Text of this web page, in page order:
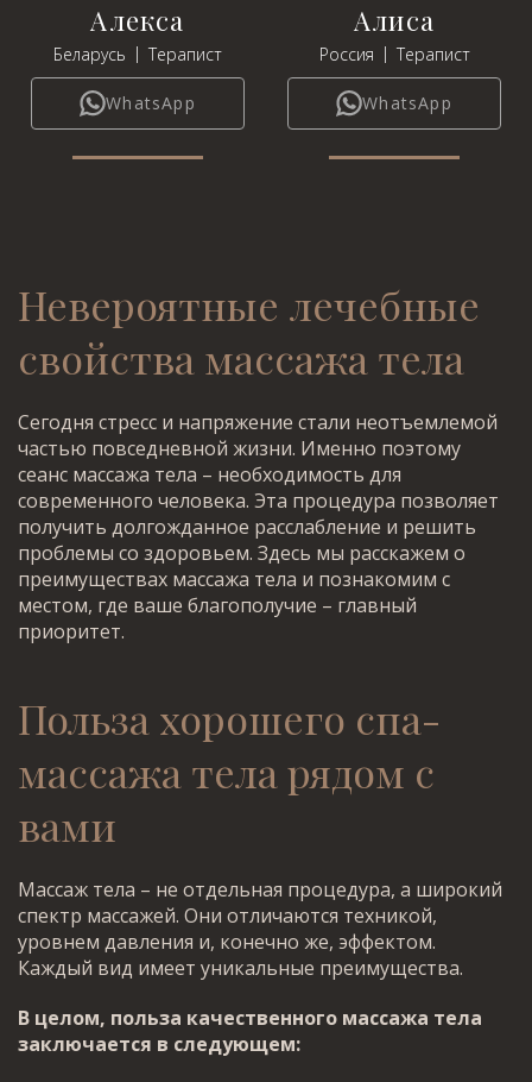
Алекса
Беларусь | Терапист
WhatsApp
Алиса
Россия | Терапист
WhatsApp
Невероятные лечебные
свойства массажа тела
Сегодня стресс и напряжение стали неотъемлемой
частью повседневной жизни. Именно поэтому
сеанс массажа тела – необходимость для
современного человека. Эта процедура позволяет
получить долгожданное расслабление и решить
проблемы со здоровьем. Здесь мы расскажем о
преимуществах массажа тела и познакомим с
местом, где ваше благополучие – главный
приоритет.
Пользахорошего спа-
массажа тела рядом с
вами
Массаж тела – не отдельная процедура, а широкий
спектр массажей. Они отличаются техникой,
уровнем давления и, конечно же, эффектом.
Каждый вид имеет уникальные преимущества.
В целом, польза качественного массажа тела
заключается в следующем: